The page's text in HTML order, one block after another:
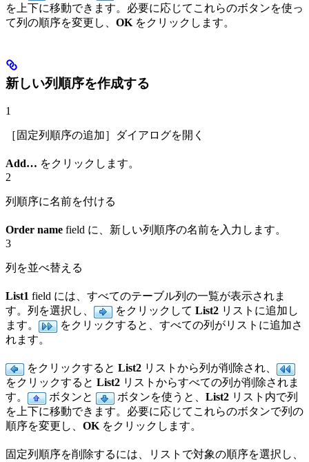
を上下に移動できます。必要に応じてこれらのボタンを使っ
て列の順序を変更し、 OK をクリックします。
新しい列順序を作成する
1
［固定列順序の追加］ダイアログを開く
Add… をクリックします。
2
列順序に名前を付ける
Order name field に、新しい列順序の名前を入力します。
3
列を並べ替える
List1 field には、すべてのテーブル列の一覧が表示されま
す。列を選択し、
をクリックして List2 リストに追加し
ます。
をクリックすると、すべての列がリストに追加さ
れます。
をクリックすると List2 リストから列が削除され、
をクリックすると List2 リストからすべての列が削除されま
す。
ボタンと ボタンを使うと、 List2 リスト内で列
を上下に移動できます。必要に応じてこれらのボタンで列の
順序を変更し、 OKをクリックします。
固定列順序を削除するには、リストで対象の順序を選択し、